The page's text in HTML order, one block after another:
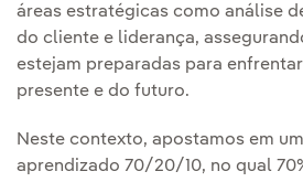
áreas estratégicas como análise
do cliente e liderança,
estejam preparadas para
presente e do futuro.
Neste contexto, apostamos em
aprendizado 70/20/10, no qual